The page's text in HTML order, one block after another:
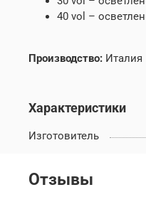
40 vol –
Производство: Италия
Характеристики
Изготовитель
Отзывы